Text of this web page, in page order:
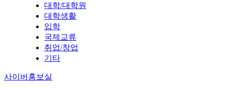
대학/대학원
대학생활
입학
국제교류
취업/창업
기타
사이버홍보실